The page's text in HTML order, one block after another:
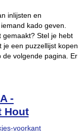
inlijsten en
kado geven.
gemaakt? Stel je hebt
je een puzzellijst kopen
de volgende pagina. Er
-
Hout